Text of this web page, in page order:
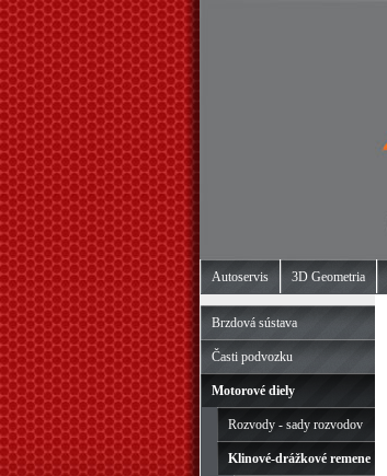
Autoservis 3D Geometria
Brzdová sústava
Časti podvozku
Motorové diely
Rozvody - sady rozvodov
Klinové-drážkové remene